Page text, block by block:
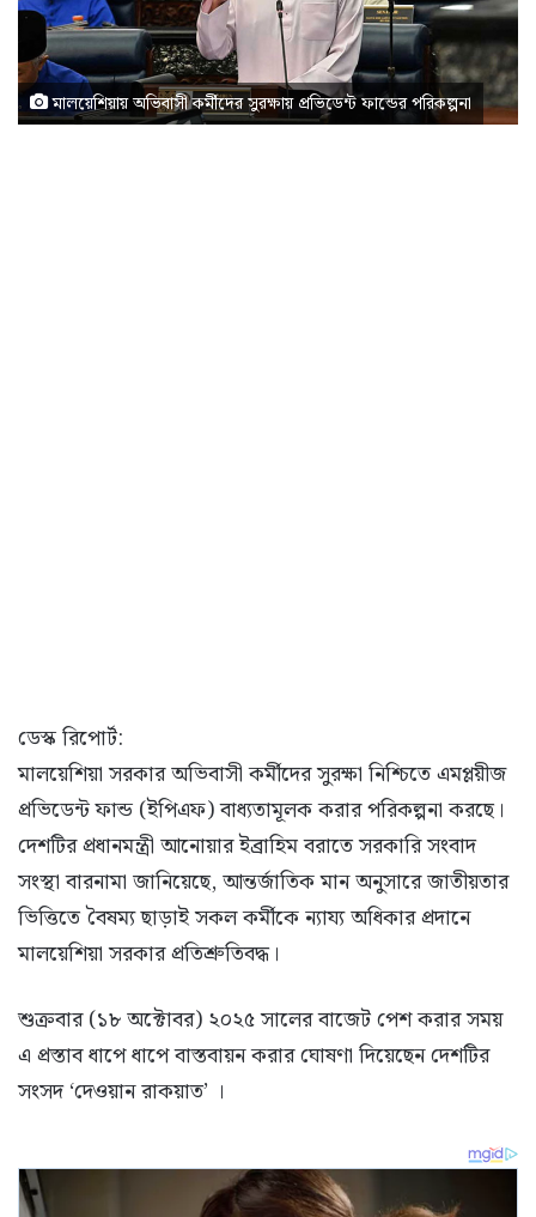
মালয়েশিয়ায় অভিবাসী কর্মীদের সুরক্ষায় প্রভিডেন্ট ফান্ডের পরিকল্পনা
ডেস্ক রিপোর্ট:
মালয়েশিয়া সরকার অভিবাসী কর্মীদের সুরক্ষা নিশ্চিতে এমপ্লয়ীজ
প্রভিডেন্ট ফান্ড (ইপিএফ) বাধ্যতামূলক করার পরিকল্পনা করছে।
দেশটির প্রধানমন্ত্রী আনোয়ার ইব্রাহিম বরাতে সরকারি সংবাদ
সংস্থা বারনামা জানিয়েছে, আন্তর্জাতিক মান অনুসারে জাতীয়তার
ভিত্তিতে বৈষম্য ছাড়াই সকল কর্মীকে ন্যায্য অধিকার প্রদানে
মালয়েশিয়া সরকার প্রতিশ্রুতিবদ্ধ।
শুক্রবার (১৮ অক্টোবর) ২০২৫ সালের বাজেট পেশ করার সময়
এ প্রস্তাব ধাপে ধাপে বাস্তবায়ন করার ঘোষণা দিয়েছেন দেশটির
সংসদ ‘দেওয়ান রাকয়াত’ ।